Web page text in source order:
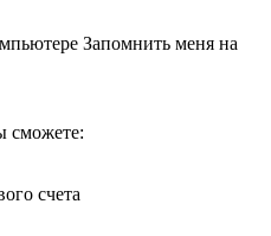
Запомнить меня на
сможете:
счета